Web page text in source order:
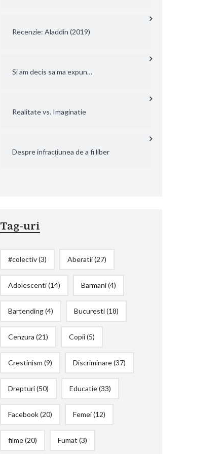
Recenzie: Aladdin (2019)
Si am decis sa ma expun…
Realitate vs. Imaginatie
Despre infracțiunea de a fi liber
Tag-uri
#colectiv(3) Aberatii(27)
Adolescenti(14) Barmani(4)
Bartending(4) Bucuresti(18)
Cenzura (21) Copii(5)
Crestinism (9) Discriminare(37)
Drepturi(50) Educatie(33)
Facebook(20) Femei(12)
filme(20) Fumat (3)